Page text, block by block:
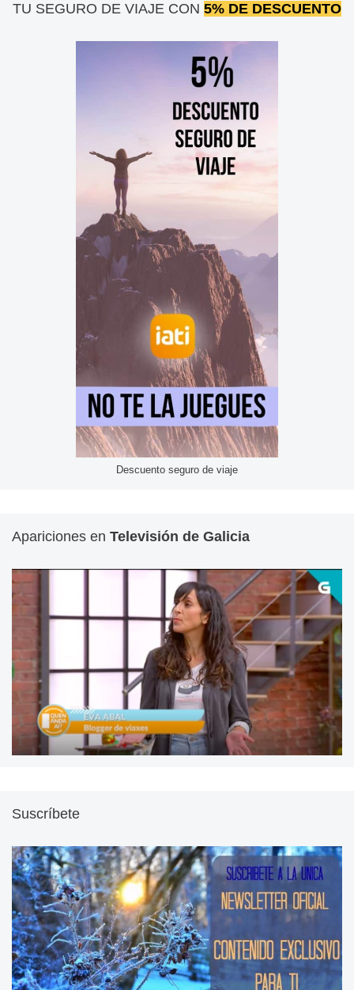
TU SEGURO DE VIAJE CON 5% DE DESCUENTO
Descuento seguro de viaje
Apariciones en Televisión de Galicia
Suscríbete